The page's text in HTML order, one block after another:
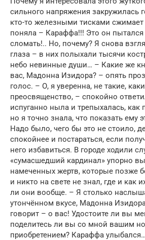
сильного напряжения закружилась
кто-то железными тисками сжимает
поняла – Караффа!!! Это он
сломать!.. Но, почему? Я снова
глаза – в них полыхали тысячи
небо невинные души… – Какие же
вас, Мадонна Изидора? – опять
голос. – О, я уверенна, не такие,
преосвященство, – спокойно
испуганно ныла и трепыхалась, как
но я точно знала, что показать ему
Надо было, чего бы это не стоило,
спокойнее и постараться, если
него избавиться. В городе ходили
«сумасшедший кардинал» упорно
намеченных жертв, которые позже
и никто на свете не знал, где и как
ли они вообще. – Я столько
утончённом вкусе, Мадонна
говорит – о вас! Удостоите ли вы
поделитесь ли вы со мной вашим
приобретением? Караффа